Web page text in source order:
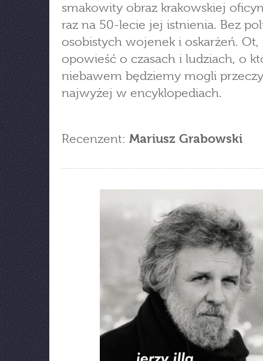
smakowity obraz krakowskiej
raz na 50-lecie jej istnienia. Bez
osobistych wojenek i oskarżeń. Ot,
opowieść o czasach i ludziach, o
niebawem będziemy mogli
najwyżej w encyklopediach.
Recenzent: Mariusz Grabowski